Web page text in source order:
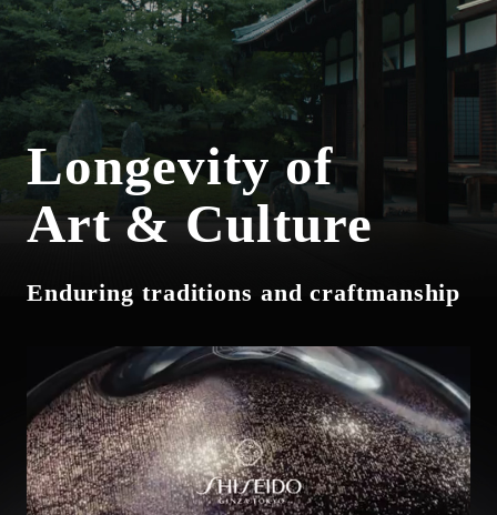
Longevity of
Art & Culture
Enduring traditions and craftmanship